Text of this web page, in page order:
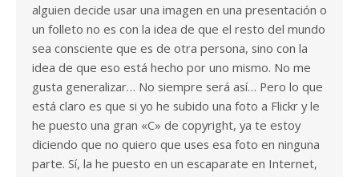
alguien decide usar una imagen en una presentación o
un folleto no es con la idea de que el resto del mundo
sea consciente que es de otra persona, sino con la
idea de que eso está hecho por uno mismo. No me
gusta generalizar… No siempre será así… Pero lo que
está claro es que si yo he subido una foto a Flickr y le
he puesto una gran «C» de copyright, ya te estoy
diciendo que no quiero que uses esa foto en ninguna
parte. Sí, la he puesto en un escaparate en Internet,